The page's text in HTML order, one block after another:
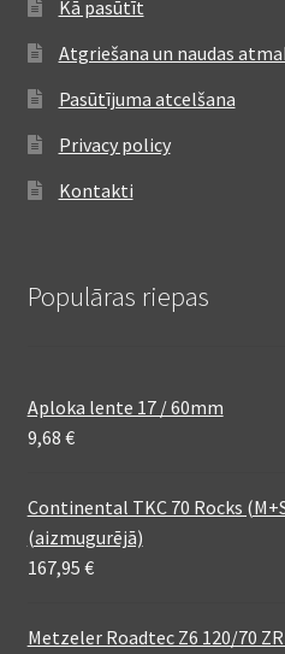
Kā pasūtīt
Atgriešana un naudas
Pasūtījuma atcelšana
Privacy policy
Kontakti
Populāras riepas
Aploka lente 17 / 60mm
9,68 €
Continental TKC 70 Rocks
(aizmugurējā)
167,95 €
Metzeler Roadtec Z6 120/70